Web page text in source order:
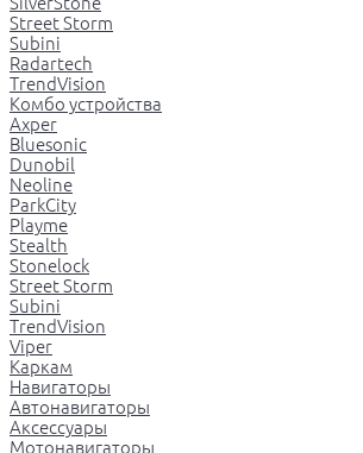
Street Storm
Subini
Radartech
TrendVision
Комбо устройства
Axper
Bluesonic
Dunobil
Neoline
ParkCity
Playme
Stealth
Stonelock
Street Storm
Subini
TrendVision
Viper
Каркам
Навигаторы
Автонавигаторы
Аксессуары
Мотонавигаторы